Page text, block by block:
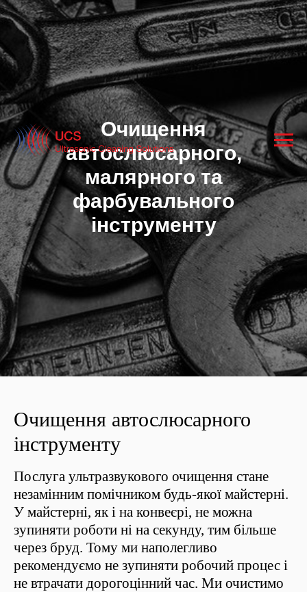
Очищення
автослюсарного,
малярного та
фарбувального
інструменту
Очищення автослюсарного
інструменту
Послуга ультразвукового очищення стане
незамінним помічником будь-якої майстерні.
У майстерні, як і на конвеєрі, не можна
зупиняти роботи ні на секунду, тим більше
через бруд. Тому ми наполегливо
рекомендуємо не зупиняти робочий процес і
не втрачати дорогоцінний час. Ми очистимо